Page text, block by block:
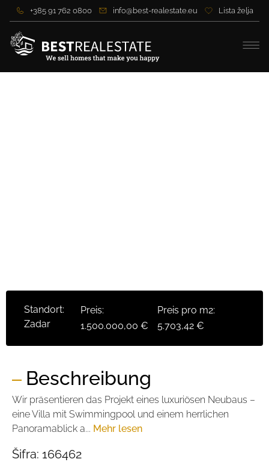
+385 91 762 0800 info@best-realestate.eu Lista želja
Standort:
Zadar
Preis:
1.500.000,00 €
Preis pro m2:
5.703,42 €
Beschreibung
Wir präsentieren das Projekt eines luxuriösen Neubaus –
eine Villa mit Swimmingpool und einem herrlichen
Panoramablick a... Mehr lesen
Šifra: 166462